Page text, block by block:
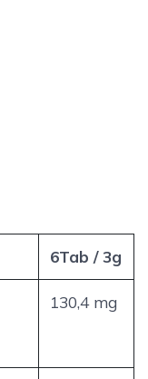
6Tab / 3g
130,4 mg